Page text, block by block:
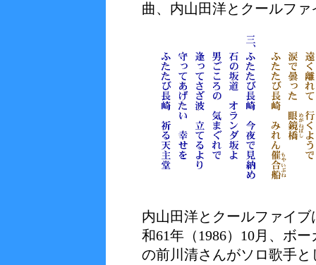
曲、内山田洋とクールファ
内山田洋とクールファイブ
和61年（1986）10月、ボー
の前川清さんがソロ歌手と